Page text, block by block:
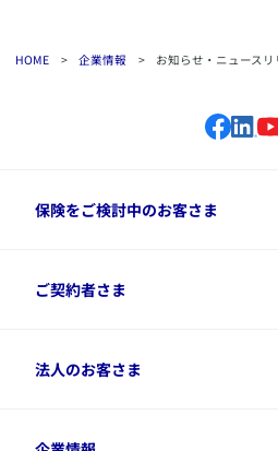
HOME > 企業情報 > お知らせ・ニュースリ
保険をご検討中のお客さま
保険をご検討中のお客さまトップ
資料請求
ご契約者さま
ご契約者さまトップ
法人のお客さま
法人のお客さまトップ